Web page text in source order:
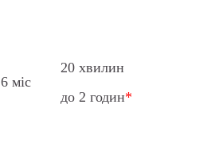
6 міс
20 хвилин
до 2 годин*